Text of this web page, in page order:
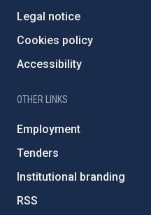
Legal notice
Cookies policy
Accessibility
OTHER LINKS
Employment
Tenders
Institutional branding
RSS